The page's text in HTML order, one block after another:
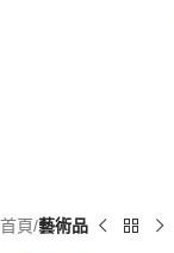
首頁 藝術品